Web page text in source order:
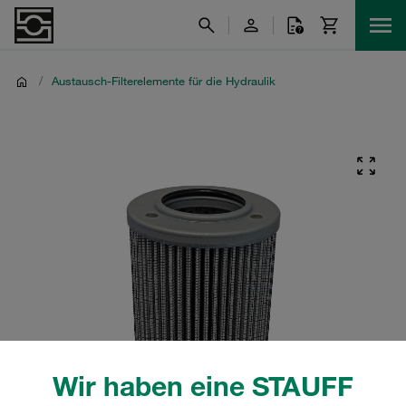
Wir haben eine STAUFF
/ Austausch-Filterelemente für die Hydraulik